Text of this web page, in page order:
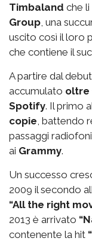
Timbaland che li
Group , una
uscito così il loro
che contiene il
A partire dal
accumulato oltre
Spotify. Il primo
copie , battendo
passaggi
ai Grammy.
Un successo
2009 il secondo
“All the right
2013 è arrivato
contenente la hit